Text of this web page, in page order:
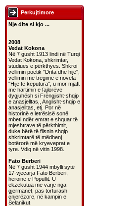
Perkujtimore
Nje dite si kjo ...
2008
Vedat Kokona
Në 7 gusht 1913 lindi në Turqi
Vedat Kokona, shkrimtar,
studiues e përkthyes. Shkroi
vëllimin poetik "Drita dhe hijë",
vëllimin me tregime e novela
"Hije të këputura"; u mor mjaft
me hartimin e fajlorëve
dygjuhësh si Frëngjisht-shqip
e anasjelltas,, Anglisht-shqip e
anasjelltas, etj. Por në
historinë e letrësisë sonë
mbeti ndër emrat e shquar të
mjeshtrave të përkthimit,
duke bërë të flisnin shqip
shkrimtarë të mëdhenj
botërorë më kryeveprat e
tyre. Vdiq në vitin 1998.
Fato Berberi
Në 7 gusht 1944 mbylli sytë
17-vjeçarja Fato Berberi,
heroinë e Popullit. U
ekzekutua me varje nga
gjermanët, pas torturash
çnjerëzore, në kampin e
Selanikut.